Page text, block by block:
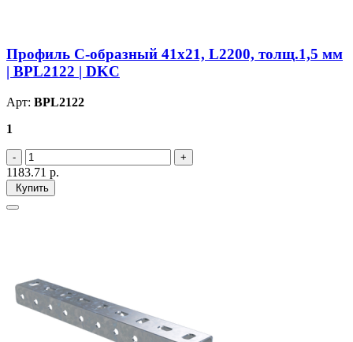
Профиль С-образный 41х21, L2200, толщ.1,5 мм
| BPL2122 | DKC
Арт: BPL2122
1
1183.71 р.
Купить